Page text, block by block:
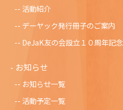
活動紹介
デーヤック発行冊子のご案内
DeJaK友の会設立１０周年記念
お知らせ
お知らせ一覧
活動予定一覧